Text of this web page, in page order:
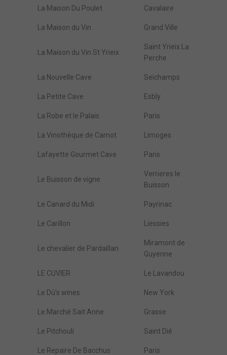
La Maison Du Poulet Cavalaire
La Maison du Vin Grand Ville
La Maison du Vin St Yrieix
Saint Yrieix La
Perche
La Nouvelle Cave Seichamps
La Petite Cave Esbly
La Robe et le Palais Paris
La Vinothèque de Carnot Limoges
Lafayette Gourmet Cave Paris
Le Buisson de vigne
Verrieres le
Buisson
Le Canard du Midi Payrinac
Le Carillon Liessies
Le chevalier de Pardaillan
Miramont de
Guyenne
LE CUVIER Le Lavandou
Le Dû's wines New York
Le Marché Sait Anne Grasse
Le Pitchouli Saint Dié
Le Repaire De Bacchus Paris